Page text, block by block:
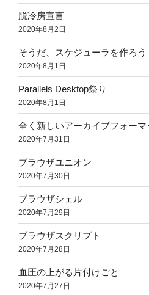
脱冷房宣言
2020年8月2日
そうだ、スケジューラを作ろう
2020年8月1日
Parallels Desktop祭り
2020年8月1日
全く新しいアーカイブフォーマ
2020年7月31日
ブラウザユニオン
2020年7月30日
ブラウザシェル
2020年7月29日
ブラウザスクリプト
2020年7月28日
血圧の上がる片付けごと
2020年7月27日